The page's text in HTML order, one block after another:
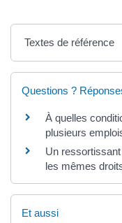
Textes de référence
Questions ?
À quelles
plusieurs
Un
les mêmes
Et aussi